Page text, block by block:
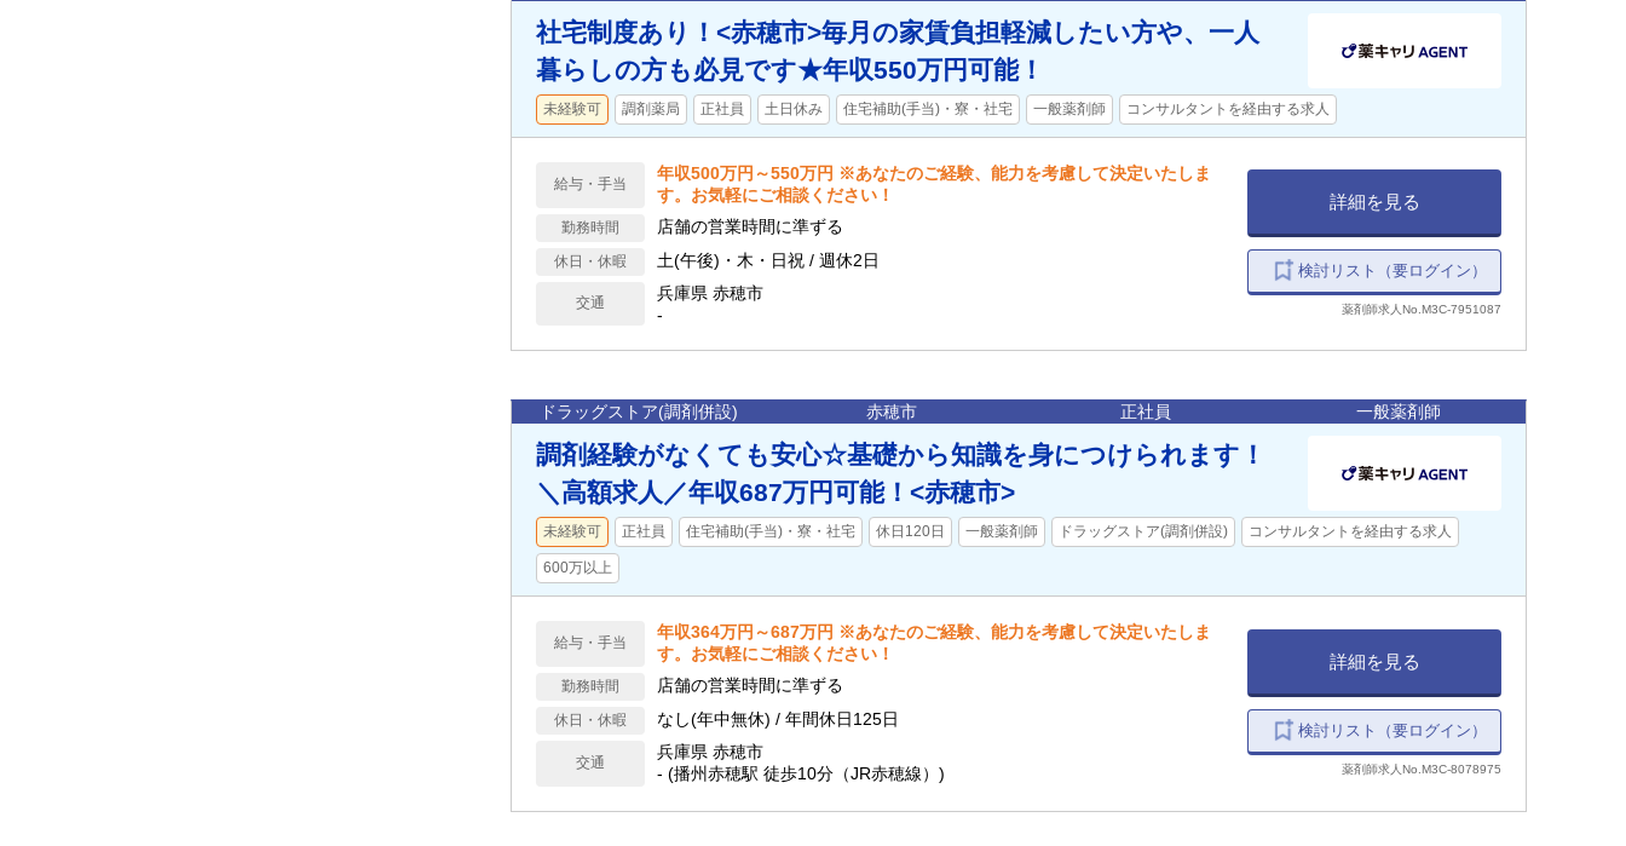
社宅制度あり！<赤穂市>毎月の家賃負担軽減したい方や、一人
暮らしの方も必見です★年収550万円可能！
未経験可 調剤薬局 正社員 土日休み 住宅補助(手当)・寮・社宅 一般薬剤師 コンサルタントを経由する求人
給与・手当
年収500万円～550万円 ※あなたのご経験、能力を考慮して決定いたしま
す。お気軽にご相談ください！
勤務時間 店舗の営業時間に準ずる
休日・休暇 土(午後)・木・日祝 / 週休2日
交通
兵庫県 赤穂市
-
詳細を見る
検討リスト（要ログイン）
薬剤師求人No.M3C-7951087
ドラッグストア(調剤併設) 赤穂市 正社員 一般薬剤師
調剤経験がなくても安心☆基礎から知識を身につけられます！
＼高額求人／年収687万円可能！<赤穂市>
未経験可 正社員 住宅補助(手当)・寮・社宅 休日120日 一般薬剤師 ドラッグストア(調剤併設) コンサルタントを経由する求人
600万以上
給与・手当
年収364万円～687万円 ※あなたのご経験、能力を考慮して決定いたしま
す。お気軽にご相談ください！
勤務時間 店舗の営業時間に準ずる
休日・休暇 なし(年中無休) / 年間休日125日
交通
兵庫県 赤穂市
- (播州赤穂駅 徒歩10分（JR赤穂線）)
詳細を見る
検討リスト（要ログイン）
薬剤師求人No.M3C-8078975